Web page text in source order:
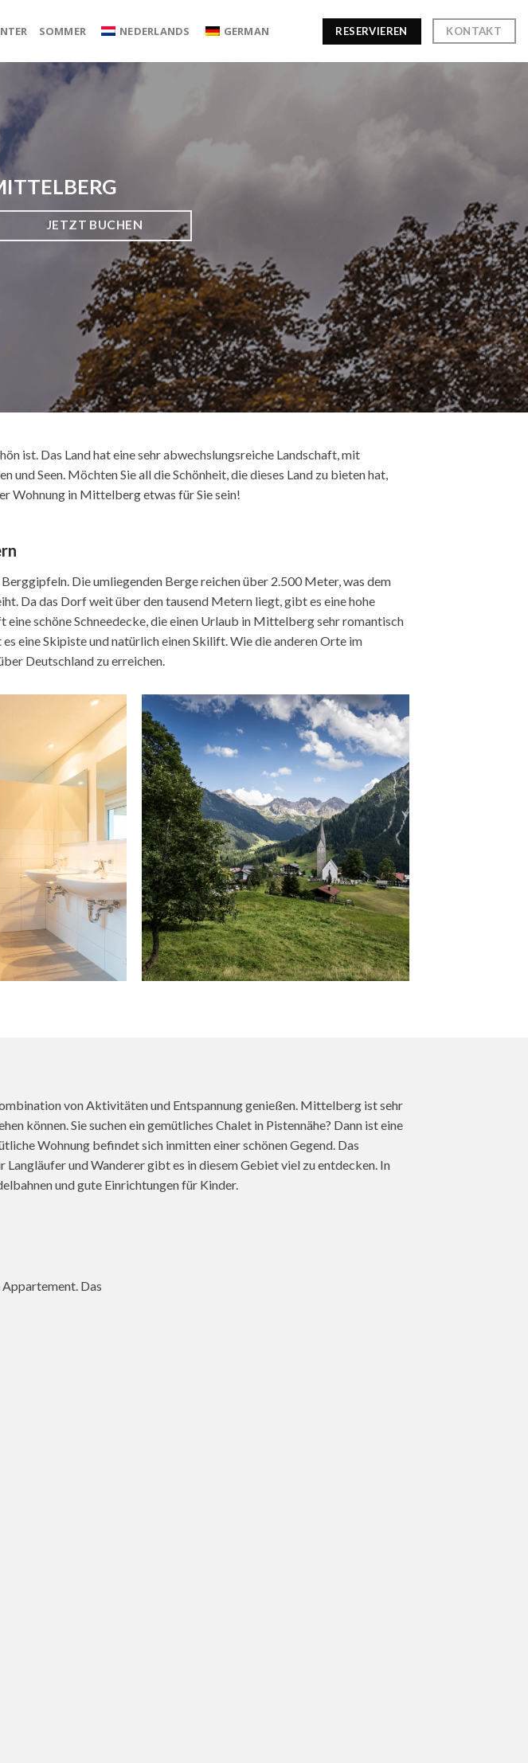
SOMMER NEDERLANDS GERMAN RESERVIEREN KONTAKT
JETZT BUCHEN
ist. Das Land hat eine sehr abwechslungsreiche Landschaft, mit
und Seen. Möchten Sie all die Schönheit, die dieses Land zu bieten hat,
Wohnung in Mittelberg etwas für Sie sein!
Die umliegenden Berge reichen über 2.500 Meter, was dem
Da das Dorf weit über den tausend Metern liegt, gibt es eine hohe
schöne Schneedecke, die einen Urlaub in Mittelberg sehr romantisch
eine Skipiste und natürlich einen Skilift. Wie die anderen Orte im
Deutschland zu erreichen.
SOMMER
von Aktivitäten und Entspannung genießen. Mittelberg ist sehr
können. Sie suchen ein gemütliches Chalet in Pistennähe? Dann ist eine
Wohnung befindet sich inmitten einer schönen Gegend. Das
und Wanderer gibt es in diesem Gebiet viel zu entdecken. In
und gute Einrichtungen für Kinder.
Das